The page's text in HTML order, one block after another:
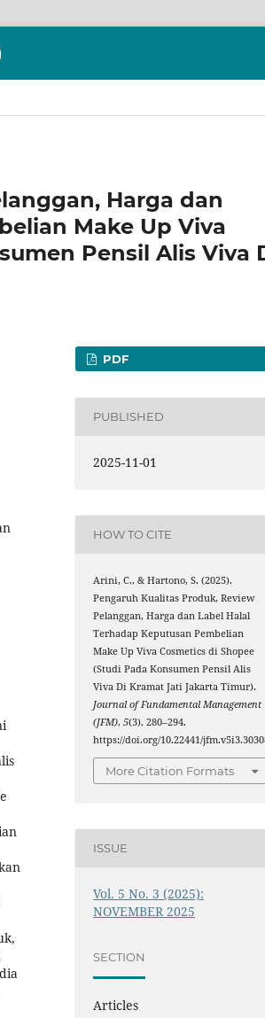
Harga dan
Make Up Viva
Pensil Alis Viva
PDF
PUBLISHED
2025-11-01
HOW TO CITE
Arini, C., & Hartono, S. (2025).
Pengaruh Kualitas Produk, Review
Pelanggan, Harga dan Label Halal
Terhadap Keputusan Pembelian
Make Up Viva Cosmetics di Shopee
(Studi Pada Konsumen Pensil Alis
Viva Di Kramat Jati Jakarta Timur).
Journal of Fundamental Management
(JFM),5(3), 280–294.
https://doi.org/10.22441/
More Citation Formats
ISSUE
Vol. 5 No. 3 (2025):
NOVEMBER 2025
SECTION
Articles